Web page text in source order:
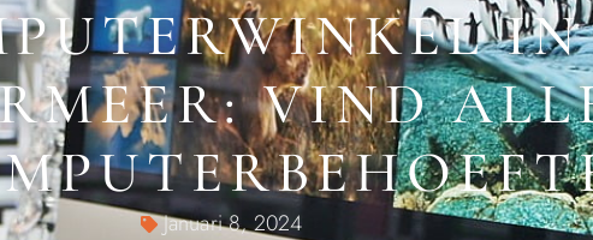
IN
VIND
Januari 8, 2024